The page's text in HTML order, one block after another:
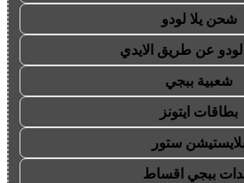
شحن يلا لودو
عن طريق الايدي
شعبية ببجي
بطاقات ايتونز
ستور
ببجي اقساط